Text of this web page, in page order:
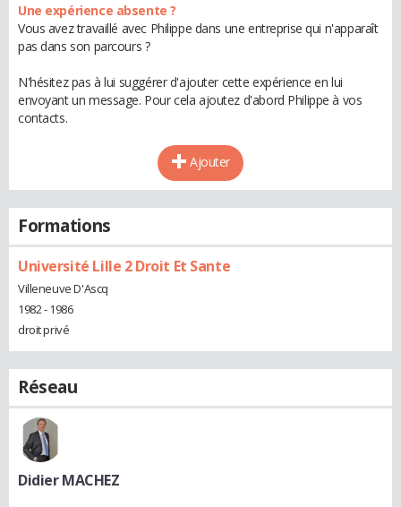
Une expérience absente ?
Vous avez travaillé avec Philippe dans une entreprise qui n'apparaît
pas dans son parcours ?
N'hésitez pas à lui suggérer d'ajouter cette expérience en lui
envoyant un message. Pour cela ajoutez d'abord Philippe à vos
contacts.
Ajouter
Formations
Université Lille 2 Droit Et Sante
Villeneuve D'Ascq
1982 - 1986
droit privé
Réseau
Didier MACHEZ